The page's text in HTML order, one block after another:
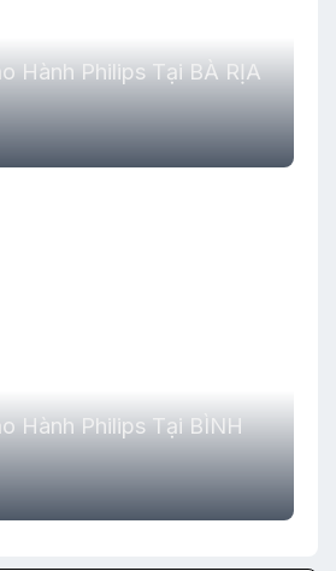
Hành Philips Tại BÀ RỊA
Hành Philips Tại BÌNH